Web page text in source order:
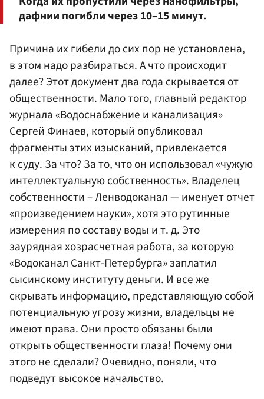
дафнии погибли через 10–15 минут.
Причина их гибели до сих пор не установлена,
в этом надо разбираться. А что происходит
далее? Этот документ два года скрывается от
общественности. Мало того, главный редактор
журнала «Водоснабжение и канализация»
Сергей Финаев, который опубликовал
фрагменты этих изысканий, привлекается
к суду. За что? За то, что он использовал «чужую
интеллектуальную собственность». Владелец
собственности – Ленводоканал — именует отчет
«произведением науки», хотя это рутинные
измерения по составу воды и т. д. Это
заурядная хозрасчетная работа, за которую
«Водоканал Санкт-Петербурга» заплатил
сысинскому институту деньги. И все же
скрывать информацию, представляющую собой
потенциальную угрозу жизни, владельцы не
имеют права. Они просто обязаны были
открыть общественности глаза! Почему они
этого не сделали? Очевидно, поняли, что
подведут высокое начальство.